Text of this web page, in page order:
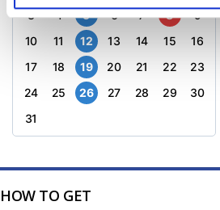
3
4 5 6 7 8
9
10
11 12 13 14 15
16
17
18 19 20 21 22
23
24
25 26 27 28 29
30
31
HOW TO GET